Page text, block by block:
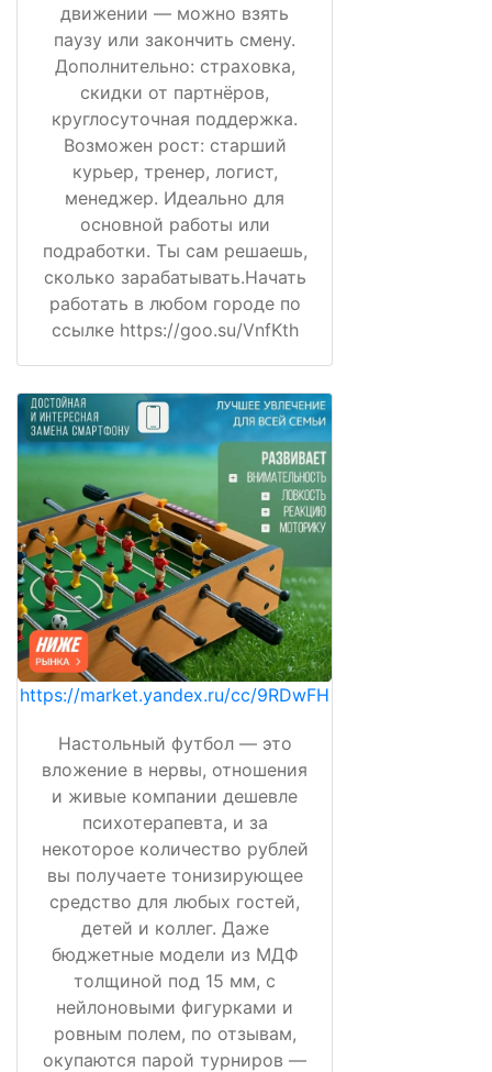
движении — можно взять
паузу или закончить смену.
Дополнительно: страховка,
скидки от партнёров,
круглосуточная поддержка.
Возможен рост: старший
курьер, тренер, логист,
менеджер. Идеально для
основной работы или
подработки. Ты сам решаешь,
сколько зарабатывать.Начать
работать в любом городе по
ссылке https://goo.su/VnfKth
https://market.yandex.ru/cc/9RDwFH
Настольный футбол — это
вложение в нервы, отношения
и живые компании дешевле
психотерапевта, и за
некоторое количество рублей
вы получаете тонизирующее
средство для любых гостей,
детей и коллег. Даже
бюджетные модели из МДФ
толщиной под 15 мм, с
нейлоновыми фигурками и
ровным полем, по отзывам,
окупаются парой турниров —